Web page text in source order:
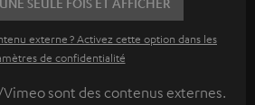
externe ? Activez cette option dans les
de confidentialité
Vimeo sont des contenus externes.